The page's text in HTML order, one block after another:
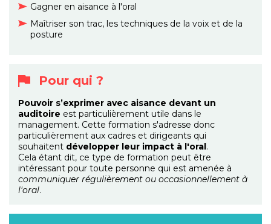
Gagner en aisance à l'oral
Maîtriser son trac, les techniques de la voix et de la
posture
Pour qui ?
Pouvoir s’exprimer avec aisance devant un
auditoire est particulièrement utile dans le
management. Cette formation s'adresse donc
particulièrement aux cadres et dirigeants qui
souhaitent développer leur impact à l'oral.
Cela étant dit, ce type de formation peut être
intéressant pour toute personne qui est amenée à
communiquer régulièrement ou occasionnellement à
l'oral.